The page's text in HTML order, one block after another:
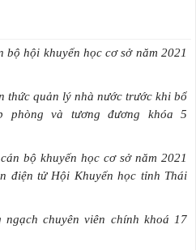
hội khuyến học cơ sở năm 2021
thức quản lý nhà nước trước khi bổ
phòng và tương đương khóa 5
bộ khuyến học cơ sở năm 2021
điện tử Hội Khuyến học tỉnh Thái
chuyên viên chính khoá 17